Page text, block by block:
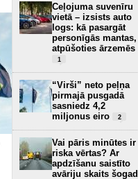
Ceļojuma suvenīru
vietā – izsists auto
logs: kā pasargāt
personīgās mantas,
atpūšoties ārzemēs
1
“Virši” neto peļņa
pirmajā pusgadā
sasniedz 4,2
miljonus eiro
2
Vai pāris minūtes ir
riska vērtas? Ar
apdzīšanu saistīto
avāriju skaits šogad